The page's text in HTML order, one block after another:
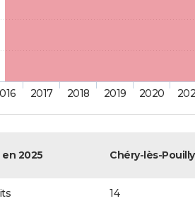
2017 2018 2019 2020
2025 Chéry-lès-Pouilly
14